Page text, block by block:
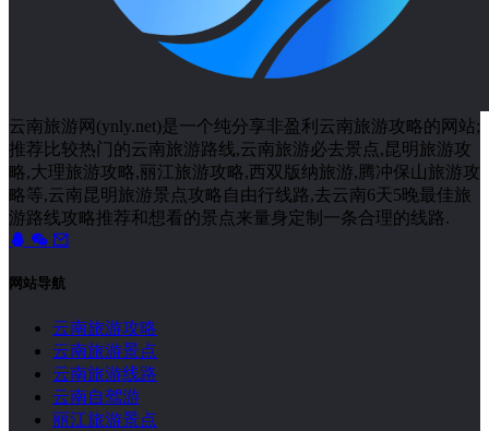
云南旅游网(ynly.net)是一个纯分享非盈利云南旅游攻略的网站;
推荐比较热门的云南旅游路线,云南旅游必去景点,昆明旅游攻
略,大理旅游攻略,丽江旅游攻略,西双版纳旅游,腾冲保山旅游攻
略等,云南昆明旅游景点攻略自由行线路,去云南6天5晚最佳旅
游路线攻略推荐和想看的景点来量身定制一条合理的线路.
网站导航
云南旅游攻略
云南旅游景点
云南旅游线路
云南自驾游
丽江旅游景点